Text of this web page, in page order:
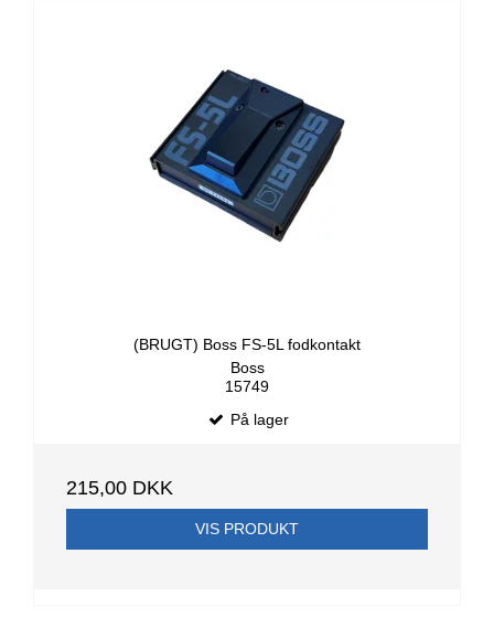
(BRUGT) Boss FS-5L fodkontakt
Boss
15749
På lager
215,00 DKK
VIS PRODUKT